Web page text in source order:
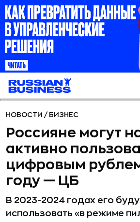
НОВОСТИ / БИЗНЕС
Россияне могут
активно
цифровым
году — ЦБ
В 2023-2024 годах его
использовать «в режиме